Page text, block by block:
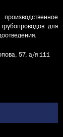
для
57, а/я 111